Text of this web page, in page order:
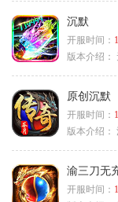
沉默
开服时间：
版本介绍：
原创沉默
开服时间：
版本介绍：
渝三刀无
开服时间：